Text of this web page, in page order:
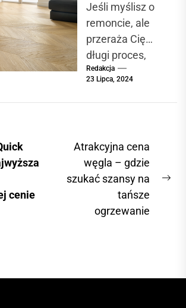
istniejących
instalacji.
Nowoczesne
technologie
montażu...
Chevron
Jeśli myślisz o
remoncie, ale
przeraża Cię
długi proces,
bałagan i
wyrzeczeń warto
mineralnym
rdzeniem....
Redakcja
23 Lipca, 2024
cenie
s
Atrakcyjna cena
węgla – gdzie
szukać szansy na
tańsze
ogrzewanie